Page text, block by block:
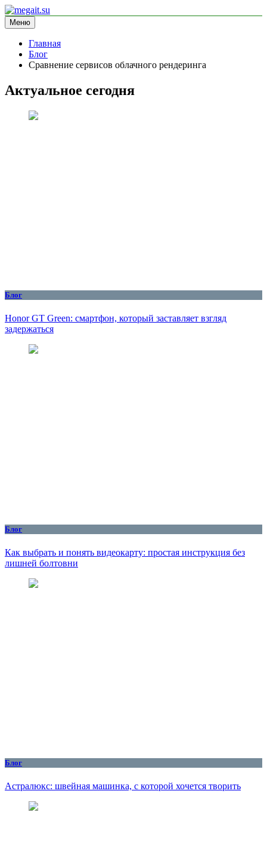
Перейти
к
содержимому
megait.su
информационный сайт
Меню
Главная
Блог
Сравнение сервисов облачного рендеринга
Актуальное сегодня
Блог
Honor GT Green: смартфон, который заставляет взгляд
задержаться
Блог
Как выбрать и понять видеокарту: простая инструкция без
лишней болтовни
Блог
Астралюкс: швейная машинка, с которой хочется творить